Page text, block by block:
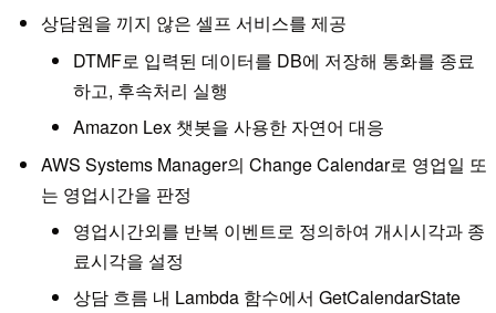
상담원을 끼지 않은 셀프 서비스를 제공
DTMF로 입력된 데이터를 DB에 저장해 통화를 종료
하고, 후속처리 실행
Amazon Lex 챗봇을 사용한 자연어 대응
AWS Systems Manager의 Change Calendar로 영업일 또
는 영업시간을 판정
영업시간외를 반복 이벤트로 정의하여 개시시각과 종
료시각을 설정
상담 흐름 내 Lambda 함수에서 GetCalendarState